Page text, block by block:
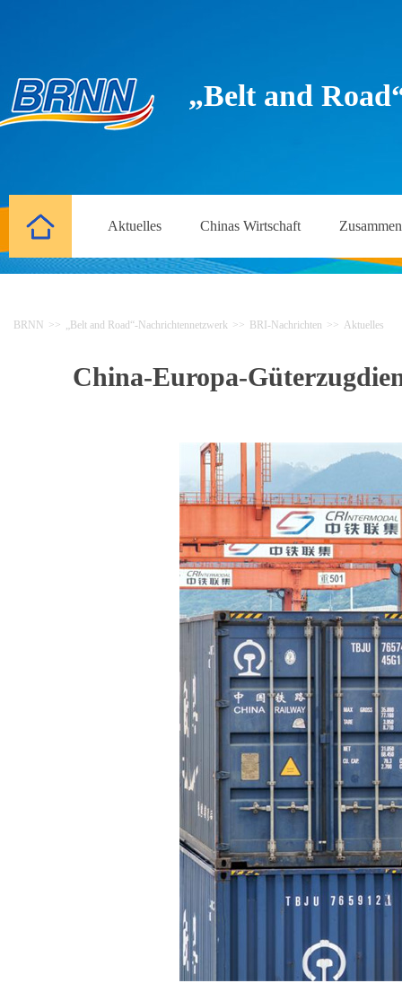
„Belt and
Aktuelles Chinas Wirtschaft
BRNN >> „Belt and Road“-Nachrichtennetzwerk >> BRI-Nachrichten >> Aktuelles
China-Europa-